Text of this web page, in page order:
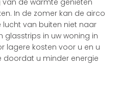
de warmte genieten
In de zomer kan de airco
van buiten niet naar
glasstrips in uw woning in
lagere kosten voor u en u
doordat u minder energie